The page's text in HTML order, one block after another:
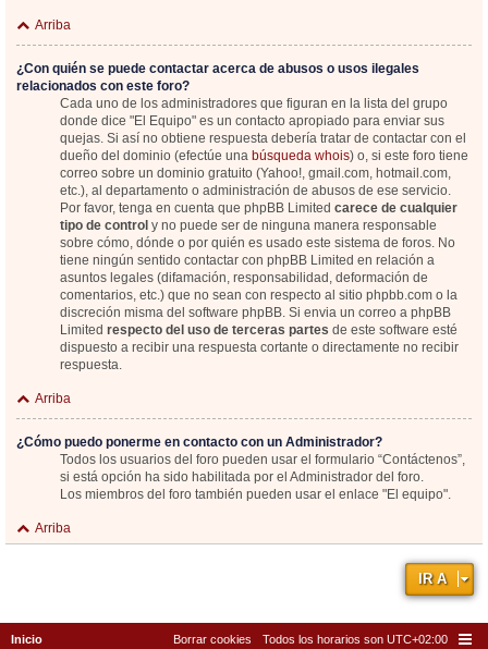
Arriba
¿Con quién se puede contactar acerca de abusos o usos ilegales
relacionados con este foro?
Cada uno de los administradores que figuran en la lista del grupo
donde dice "El Equipo" es un contacto apropiado para enviar sus
quejas. Si así no obtiene respuesta debería tratar de contactar con el
dueño del dominio (efectúe una búsqueda whois) o, si este foro tiene
correo sobre un dominio gratuito (Yahoo!, gmail.com, hotmail.com,
etc.), al departamento o administración de abusos de ese servicio.
Por favor, tenga en cuenta que phpBB Limited carece de cualquier
tipo de control y no puede ser de ninguna manera responsable
sobre cómo, dónde o por quién es usado este sistema de foros. No
tiene ningún sentido contactar con phpBB Limited en relación a
asuntos legales (difamación, responsabilidad, deformación de
comentarios, etc.) que no sean con respecto al sitio phpbb.com o la
discreción misma del software phpBB. Si envia un correo a phpBB
Limited respecto del uso de terceras partes de este software esté
dispuesto a recibir una respuesta cortante o directamente no recibir
respuesta.
Arriba
¿Cómo puedo ponerme en contacto con un Administrador?
Todos los usuarios del foro pueden usar el formulario “Contáctenos”,
si está opción ha sido habilitada por el Administrador del foro.
Los miembros del foro también pueden usar el enlace "El equipo".
Arriba
IR A
Inicio Todos los horarios son UTC+02:00
Borrar cookies